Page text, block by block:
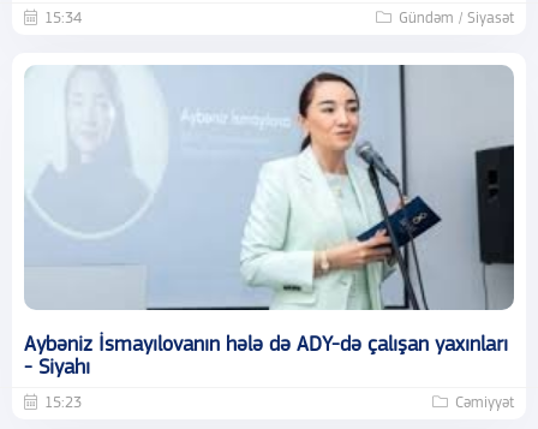
15:34 Gündəm / Siyasət
Aybəniz İsmayılovanın hələ də ADY-də çalışan yaxınları
- Siyahı
15:23 Cəmiyyət